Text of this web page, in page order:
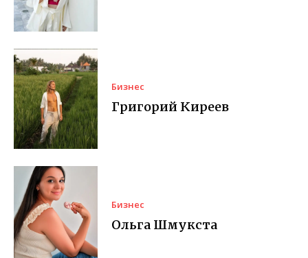
Бизнес
Григорий Киреев
Бизнес
Ольга Шмукста